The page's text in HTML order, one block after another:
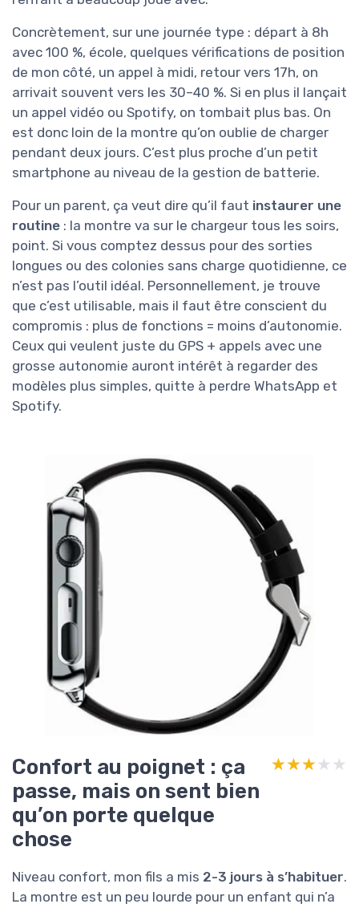
Concrètement, sur une journée type : départ à 8h
avec 100 %, école, quelques vérifications de position
de mon côté, un appel à midi, retour vers 17h, on
arrivait souvent vers les 30–40 %. Si en plus il lançait
un appel vidéo ou Spotify, on tombait plus bas. On
est donc loin de la montre qu’on oublie de charger
pendant deux jours. C’est plus proche d’un petit
smartphone au niveau de la gestion de batterie.
Pour un parent, ça veut dire qu’il faut instaurer une
routine : la montre va sur le chargeur tous les soirs,
point. Si vous comptez dessus pour des sorties
longues ou des colonies sans charge quotidienne, ce
n’est pas l’outil idéal. Personnellement, je trouve
que c’est utilisable, mais il faut être conscient du
compromis : plus de fonctions = moins d’autonomie.
Ceux qui veulent juste du GPS + appels avec une
grosse autonomie auront intérêt à regarder des
modèles plus simples, quitte à perdre WhatsApp et
Spotify.
Confort au poignet : ça
passe, mais on sent bien
qu’on porte quelque
chose
★★★★★
★★★★★
Niveau confort, mon fils a mis 2-3 jours à s’habituer.
La montre est un peu lourde pour un enfant qui n’a